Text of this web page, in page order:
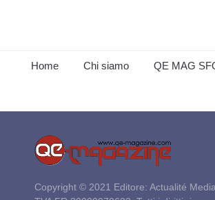
Home Chi siamo QE MAG
Copyright © 2021 Editore: Actualité